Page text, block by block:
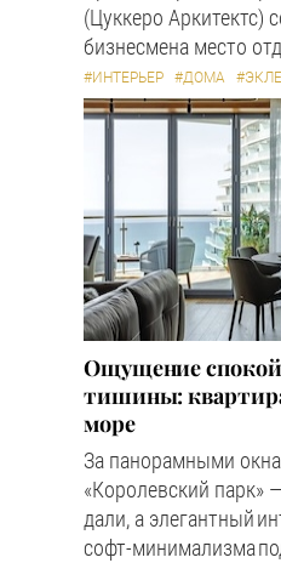
(Цуккеро Аркитектс)
бизнесмена место
#ИНТЕРЬЕР #ДОМА
Ощущение
тишины:
море
За панорамными
«Королевский парк»
дали, а элегантный
софт-минимализма